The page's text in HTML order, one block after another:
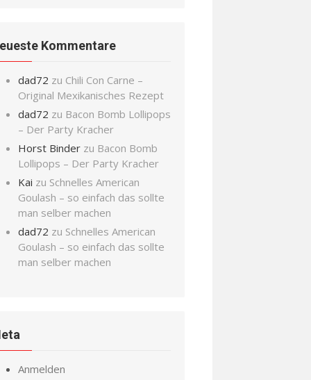
Kommentare
dad72 zu Chili Con Carne –
Original Mexikanisches Rezept
dad72 zu Bacon Bomb Lollipops
– Der Party Kracher
Horst Binder zu Bacon Bomb
Lollipops – Der Party Kracher
Kai zu Schnelles American
Goulash – so einfach das sollte
man selber machen
dad72 zu Schnelles American
Goulash – so einfach das sollte
man selber machen
Anmelden